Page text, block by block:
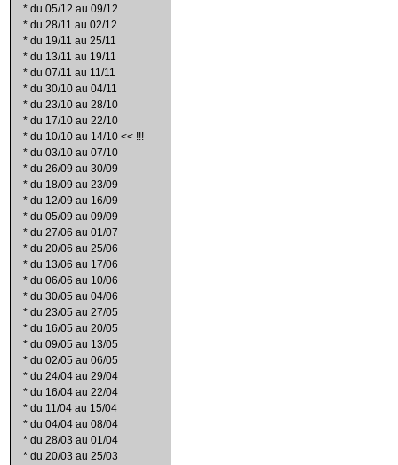
* du 05/12 au 09/12
* du 28/11 au 02/12
* du 19/11 au 25/11
* du 13/11 au 19/11
* du 07/11 au 11/11
* du 30/10 au 04/11
* du 23/10 au 28/10
* du 17/10 au 22/10
* du 10/10 au 14/10 << !!!
* du 03/10 au 07/10
* du 26/09 au 30/09
* du 18/09 au 23/09
* du 12/09 au 16/09
* du 05/09 au 09/09
* du 27/06 au 01/07
* du 20/06 au 25/06
* du 13/06 au 17/06
* du 06/06 au 10/06
* du 30/05 au 04/06
* du 23/05 au 27/05
* du 16/05 au 20/05
* du 09/05 au 13/05
* du 02/05 au 06/05
* du 24/04 au 29/04
* du 16/04 au 22/04
* du 11/04 au 15/04
* du 04/04 au 08/04
* du 28/03 au 01/04
* du 20/03 au 25/03